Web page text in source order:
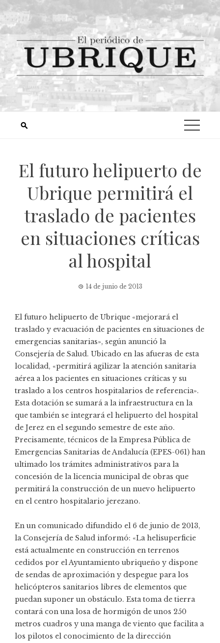
El futuro helipuerto de
Ubrique permitirá el
traslado de pacientes
en situaciones críticas
al hospital
14 de junio de 2013
El futuro helipuerto de Ubrique «mejorará el
traslado y evacuación de pacientes en situaciones de
emergencias sanitarias», según anunció la
Consejería de Salud. Ubicado en las afueras de esta
localidad, «permitirá agilizar la atención sanitaria
aérea a los pacientes en situaciones críticas y su
traslado a los centros hospitalarios de referencia».
Esta dotación se sumará a la infraestructura en la
que también se integrará el helipuerto del hospital
de Jerez en el segundo semestre de este año.
Precisamente, técnicos de la Empresa Pública de
Emergencias Sanitarias de Andalucía (EPES-061) han
ultimado los trámites administrativos para la
concesión de la licencia municipal de obras que
permitirá la construcción de un nuevo helipuerto
en el centro hospitalario jerezano.
En un comunicado difundido el 6 de junio de 2013,
la Consejería de Salud informó: «La helisuperficie
está actualmente en construcción en terrenos
cedidos por el Ayuntamiento ubriqueño y dispone
de sendas de aproximación y despegue para los
helicópteros sanitarios libres de elementos que
puedan suponer un obstáculo. Esta toma de tierra
contará con una losa de hormigón de unos 250
metros cuadros y una manga de viento que facilita a
los pilotos el conocimiento de la dirección